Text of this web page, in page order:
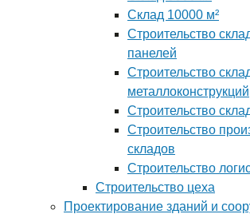
Склад 10000 м²
Строительство
панелей
Строительство
металлоконструкций
Строительство
Строительство
складов
Строительство
Строительство цеха
Проектирование зданий и